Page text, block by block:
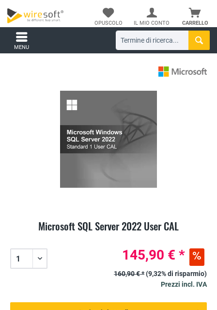
CARRELLO
OPUSCOLO IL MIO CONTO
MENU
Microsoft SQL Server 2022 User CAL
145,90 € *
160,90 € *(9,32% di risparmio)
Prezzi incl. IVA